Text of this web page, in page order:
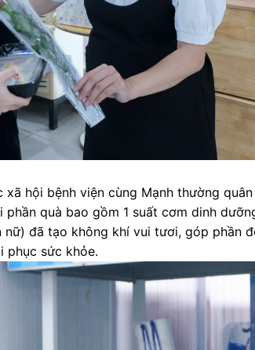
hội bệnh viện cùng Mạnh thường
quà bao gồm 1 suất cơm dinh
nữ) đã tạo không khí vui tươi, góp phần
phục sức khỏe.